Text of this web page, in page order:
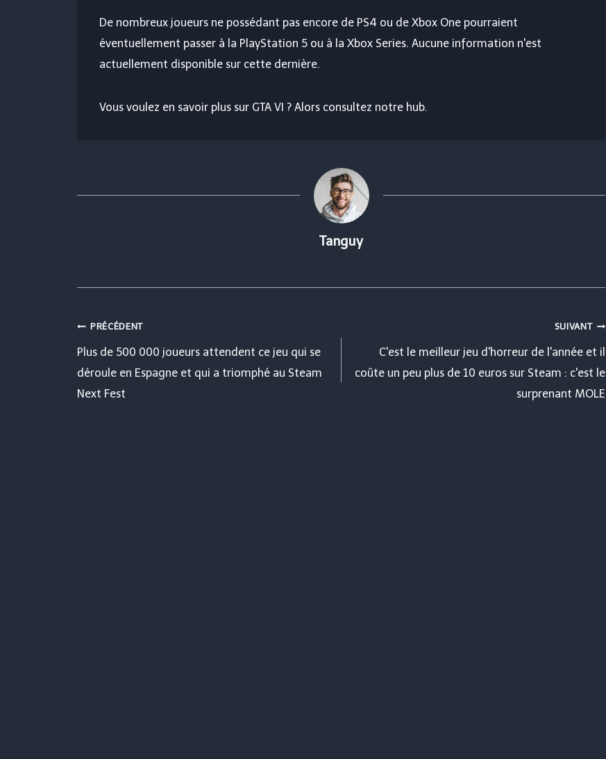
De nombreux joueurs ne possédant pas encore de PS4 ou de Xbox One pourraient
éventuellement passer à la PlayStation 5 ou à la Xbox Series. Aucune information n'est
actuellement disponible sur cette dernière.
Vous voulez en savoir plus sur GTA VI ? Alors consultez notre hub.
Tanguy
Navigation
de
PRÉCÉDENT
Plus de 500 000 joueurs attendent ce jeu qui se
déroule en Espagne et qui a triomphé au Steam
Next Fest
SUIVANT
C'est le meilleur jeu d'horreur de l'année et il
coûte un peu plus de 10 euros sur Steam : c'est le
surprenant MOLE